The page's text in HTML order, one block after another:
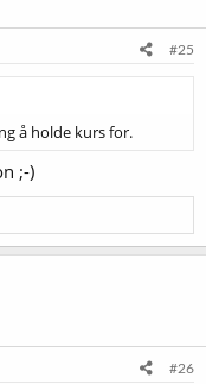
#25
å holde kurs for.
;-)
#26